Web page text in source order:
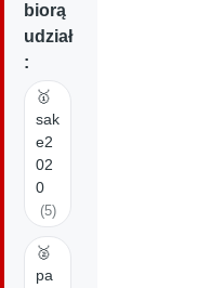
biorą
udział
:
🥇
sak
e2
02
0
(5)
🥈
pa